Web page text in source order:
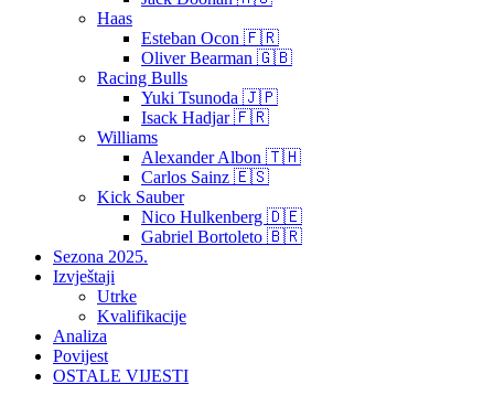
Haas
Esteban Ocon 🇫🇷
Oliver Bearman 🇬🇧
Racing Bulls
Yuki Tsunoda 🇯🇵
Isack Hadjar 🇫🇷
Williams
Alexander Albon 🇹🇭
Carlos Sainz 🇪🇸
Kick Sauber
Nico Hulkenberg 🇩🇪
Gabriel Bortoleto 🇧🇷
Sezona 2025.
Izvještaji
Utrke
Kvalifikacije
Analiza
Povijest
OSTALE VIJESTI